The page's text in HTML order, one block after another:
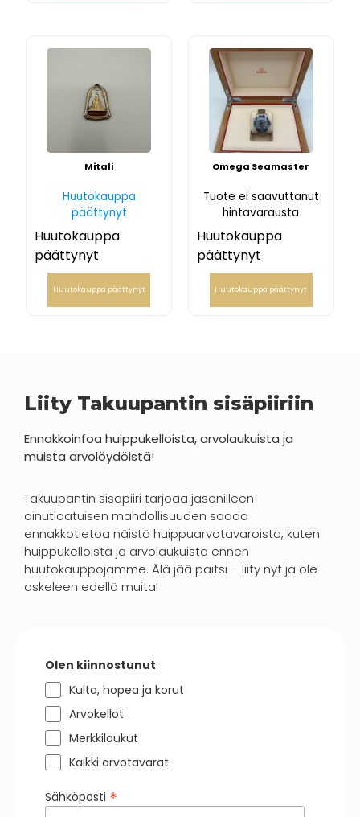
Mitali
Huutokauppa
päättynyt
Huutokauppa
päättynyt
Huutokauppa päättynyt
Omega Seamaster
Tuote ei saavuttanut
hintavarausta
Huutokauppa
päättynyt
Huutokauppa päättynyt
Liity Takuupantin sisäpiiriin
Ennakkoinfoa huippukelloista, arvolaukuista ja
muista arvolöydöistä!
Takuupantin sisäpiiri tarjoaa jäsenilleen
ainutlaatuisen mahdollisuuden saada
ennakkotietoa näistä huippuarvotavaroista, kuten
huippukelloista ja arvolaukuista ennen
huutokauppojamme. Älä jää paitsi – liity nyt ja ole
askeleen edellä muita!
Olen kiinnostunut
Kulta, hopea ja korut
Arvokellot
Merkkilaukut
Kaikki arvotavarat
Sähköposti *